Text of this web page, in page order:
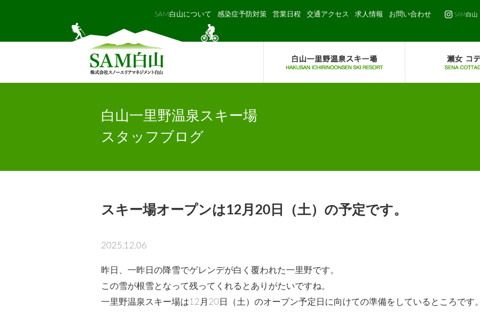
SAM白山
SAM白山について 感染症予防対策 営業日程 交通アクセス 求人情報 お問い合わせ
白山一里野温泉スキー場
スタッフブログ
スキー場オープンは12月20日（土）の予定です。
2025.12.06
昨日、一昨日の降雪でゲレンデが白く覆われた一里野です。
この雪が根雪となって残ってくれるとありがたいですね。
一里野温泉スキー場は12月20日（土）のオープン予定日に向けての準備をしているところです。